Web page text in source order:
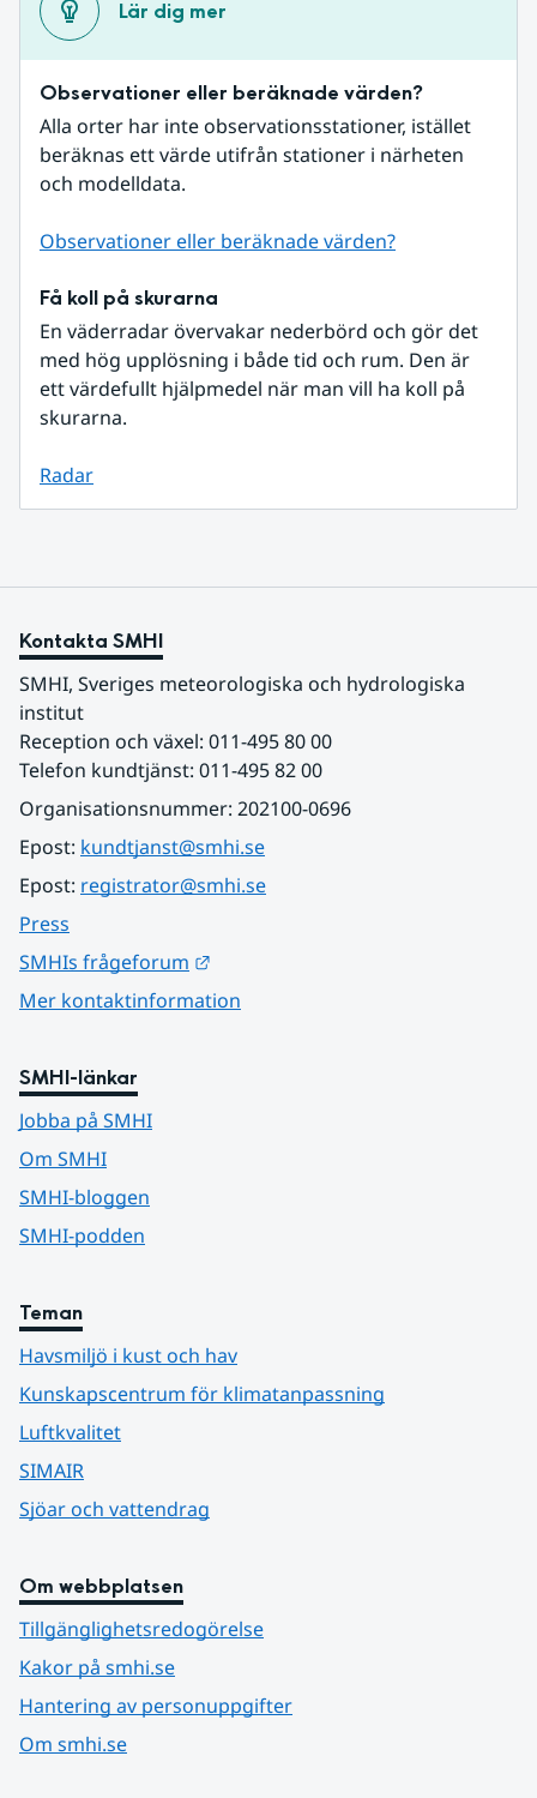
Lär dig mer
Observationer eller beräknade värden?
Alla orter har inte observationsstationer, istället
beräknas ett värde utifrån stationer i närheten
och modelldata.
Observationer eller beräknade värden?
Få koll på skurarna
En väderradar övervakar nederbörd och gör det
med hög upplösning i både tid och rum. Den är
ett värdefullt hjälpmedel när man vill ha koll på
skurarna.
Radar
Kontakta SMHI
SMHI, Sveriges meteorologiska och hydrologiska
institut
Reception och växel: 011-495 80 00
Telefon kundtjänst: 011-495 82 00
Organisationsnummer: 202100-0696
Epost: kundtjanst@smhi.se
Epost: registrator@smhi.se
Press
SMHIs frågeforum
Mer kontaktinformation
SMHI-länkar
Jobba på SMHI
Om SMHI
SMHI-bloggen
SMHI-podden
Teman
Havsmiljö i kust och hav
Kunskapscentrum för klimatanpassning
Luftkvalitet
SIMAIR
Sjöar och vattendrag
Om webbplatsen
Tillgänglighetsredogörelse
Kakor på smhi.se
Hantering av personuppgifter
Om smhi.se